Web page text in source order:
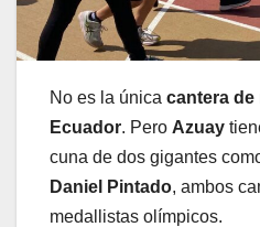
No es la única cantera de
Ecuador. Pero Azuay
cuna de dos gigantes
Daniel Pintado, ambos
medallistas olímpicos.